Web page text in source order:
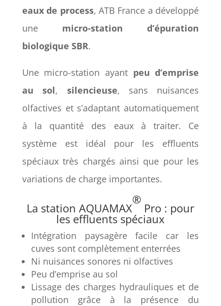
eaux de process, ATB France a développé
une micro-station d’épuration
biologique SBR.
Une micro-station ayant peu d’emprise
au sol, silencieuse, sans nuisances
olfactives et s’adaptant automatiquement
à la quantité des eaux à traiter. Ce
système est idéal pour les effluents
spéciaux très chargés ainsi que pour les
variations de charge importantes.
La station AQUAMAX
®
Pro : pour
les effluents spéciaux
Intégration paysagère facile car les
cuves sont complètement enterrées
Ni nuisances sonores ni olfactives
Peu d’emprise au sol
Lissage des charges hydrauliques et de
pollution grâce à la présence du